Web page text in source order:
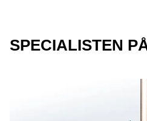
Vanliga frågor om Geberit
SPECIALISTEN